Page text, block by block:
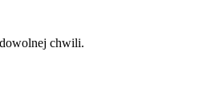
chwili.